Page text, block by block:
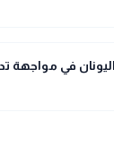
في مواجهة